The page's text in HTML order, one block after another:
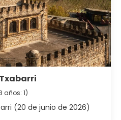
años: 1)
(20 de junio de 2026)